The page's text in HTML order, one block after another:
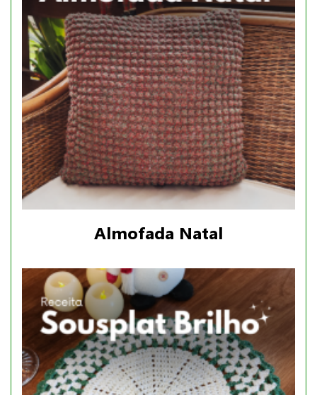
Almofada Natal